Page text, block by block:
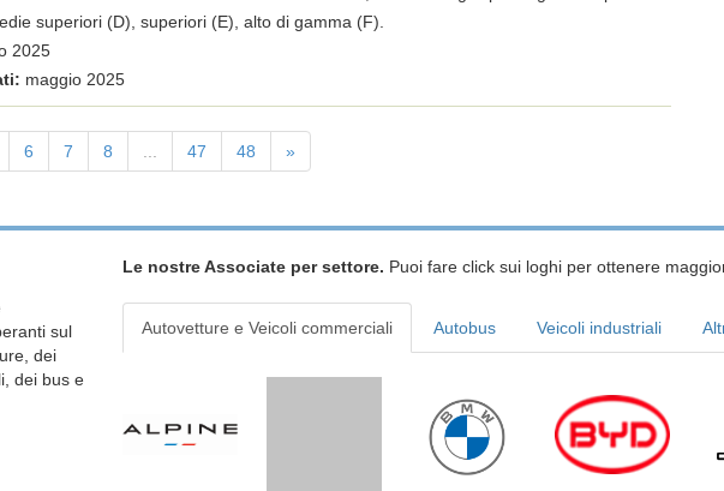
superiori (D), superiori (E), alto di gamma (F).
2025
maggio 2025
6 7 8 47 48 »
sul
dei
dei bus e
Le nostre Associate per settore. Puoi fare click sui loghi per ottenere
Autovetture e Veicoli commerciali Autobus Veicoli industriali